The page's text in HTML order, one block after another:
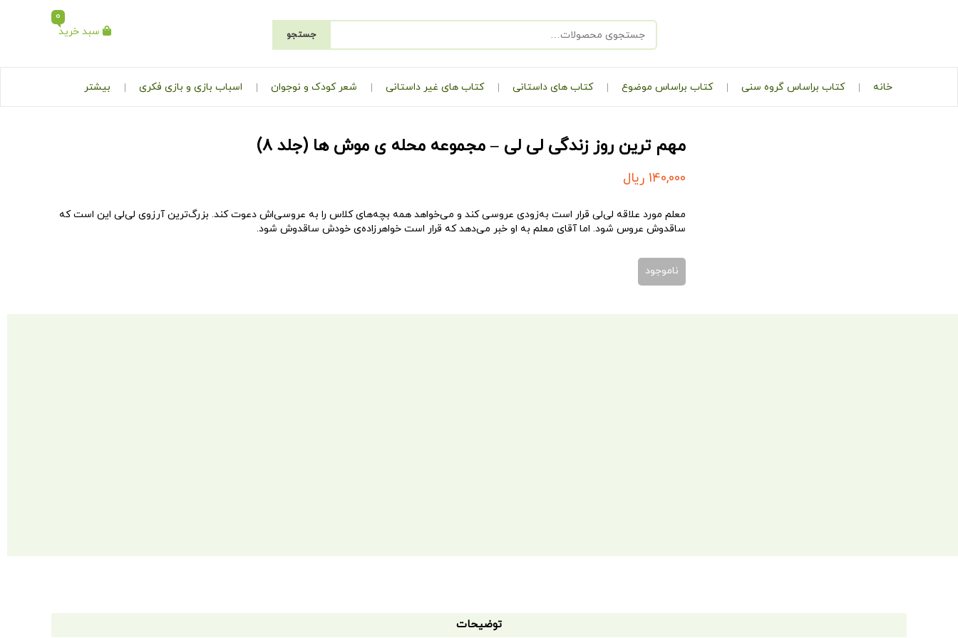
جستجو سبد خرید
0
خانه کتاب براساس گروه سنی کتاب براساس موضوع کتاب های داستانی کتاب های غیر داستانی شعر کودک و نوجوان اسباب بازی و بازی فکری بیشتر
مهم ترین روز زندگی لی لی – مجموعه محله ی موش ها (جلد ۸)
140,000 ریال
معلم مورد علاقه لی‌لی قرار است به‌زودی عروسی کند و می‌خواهد همه بچه‌های کلاس را به عروسی‌اش دعوت کند. بزرگ‌ترین آرزوی لی‌لی این است که
ساقدوش عروس شود. اما آقای معلم به او خبر می‌دهد که قرار است خواهرزاده‌ی خودش ساقدوش شود.
ناموجود